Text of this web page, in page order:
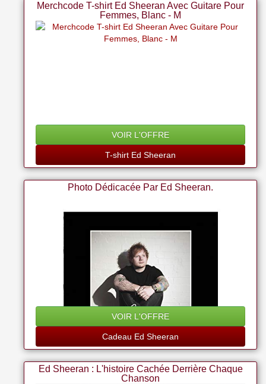
Merchcode T-shirt Ed Sheeran Avec Guitare Pour
Femmes, Blanc - M
VOIR L'OFFRE
T-shirt Ed Sheeran
Photo Dédicacée Par Ed Sheeran.
VOIR L'OFFRE
Cadeau Ed Sheeran
Ed Sheeran : L'histoire Cachée Derrière Chaque
Chanson